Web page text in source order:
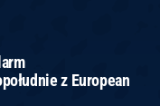
z European